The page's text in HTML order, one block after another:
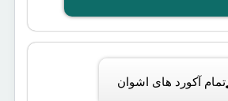
تمام آکورد های اشوان